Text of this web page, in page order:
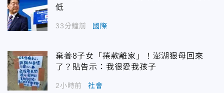
低
33分鐘前 國際
棄養8子女「捲款離家」！澎湖狠母回來
了？貼告示：我很愛我孩子
2小時前 社會